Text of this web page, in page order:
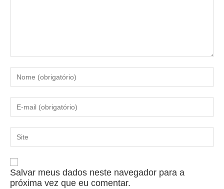
Salvar meus dados neste navegador para a
próxima vez que eu comentar.